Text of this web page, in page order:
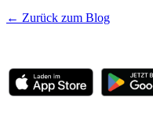
← Zurück zum Blog